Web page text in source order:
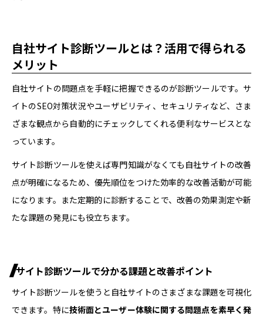
自社サイト診断ツールとは？活用で得られる
メリット
自社サイトの問題点を手軽に把握できるのが診断ツールです。サ
イトのSEO対策状況やユーザビリティ、セキュリティなど、さま
ざまな観点から自動的にチェックしてくれる便利なサービスとな
っています。
サイト診断ツールを使えば専門知識がなくても自社サイトの改善
点が明確になるため、優先順位をつけた効率的な改善活動が可能
になります。また定期的に診断することで、改善の効果測定や新
たな課題の発見にも役立ちます。
サイト診断ツールで分かる課題と改善ポイント
サイト診断ツールを使うと自社サイトのさまざまな課題を可視化
できます。特に技術面とユーザー体験に関する問題点を素早く発